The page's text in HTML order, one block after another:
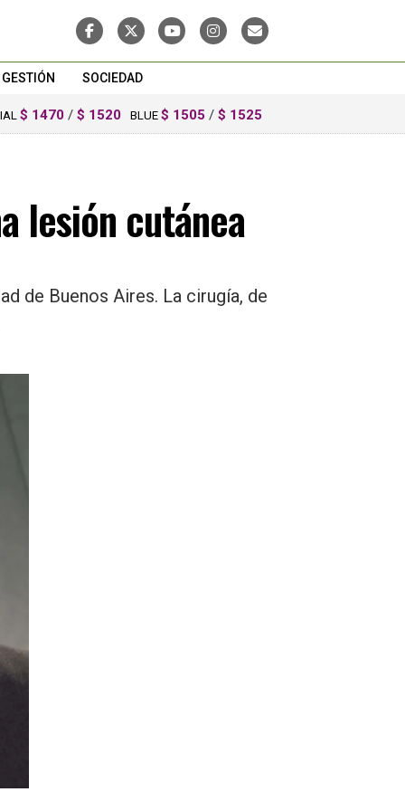
GESTIÓN SOCIEDAD
$ 1470 / $ 1520 BLUE $ 1505 / $ 1525
lesión cutánea
de Buenos Aires. La cirugía, de